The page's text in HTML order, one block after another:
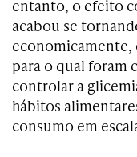
entanto, o efeito
acabou se
para o qual foram
controlar a
hábitos
consumo em